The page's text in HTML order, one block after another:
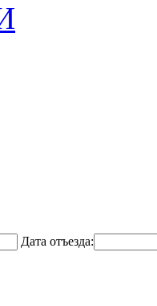
Дата отъезда: